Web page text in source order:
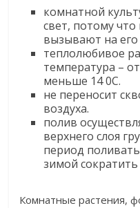
комнатной
свет, потому
вызывают на его
теплолюбивое
температура –
меньше 14 0С.
не переносит
воздуха.
полив
верхнего слоя
период
зимой
Комнатные растения,